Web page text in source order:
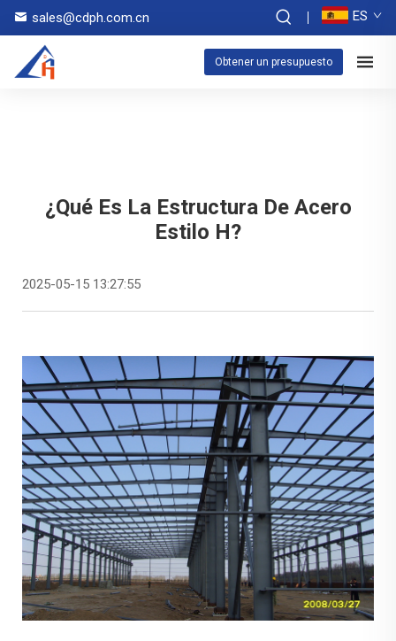
sales@cdph.com.cn ES
Obtener un presupuesto
¿Qué Es La Estructura De Acero
Estilo H?
2025-05-15 13:27:55